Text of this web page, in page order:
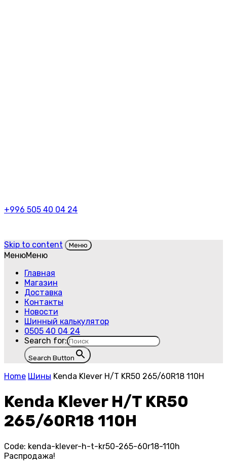
+996 505 40 04 24
Skip to content Меню
МенюМеню
Главная
Магазин
Доставка
Контакты
Новости
Шинный калькулятор
0505 40 04 24
Search for:
Search Button
Home Шины Kenda Klever H/T KR50 265/60R18 110H
Kenda Klever H/T KR50
265/60R18 110H
Code: kenda-klever-h-t-kr50-265-60r18-110h
Распродажа!